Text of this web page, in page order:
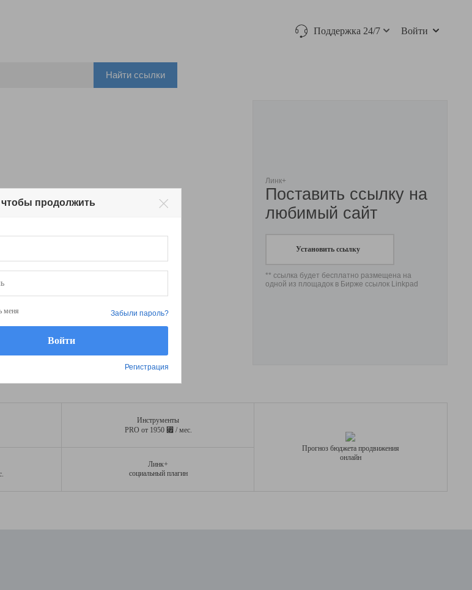
Поддержка 24/7 Войти
Найти ссылки
Линк+
Поставить ссылку на
любимый сайт
Установить ссылку
** ссылка будет бесплатно размещена на
одной из площадок в Бирже ссылок Linkpad
Инструменты
PRO от 1950 ⃏ / мес.
Линк+
социальный плагин
Прогноз бюджета продвижения
онлайн
чтобы продолжить
меня
Регистрация
Забыли пароль?